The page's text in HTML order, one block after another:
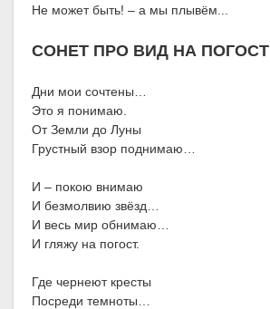
Не может быть! – а мы плывём...
СОНЕТ ПРО ВИД НА ПОГОСТ
Дни мои сочтены…
Это я понимаю.
От Земли до Луны
Грустный взор поднимаю…
И – покою внимаю
И безмолвию звёзд…
И весь мир обнимаю…
И гляжу на погост.
Где чернеют кресты
Посреди темноты…